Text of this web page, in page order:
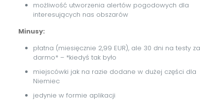
możliwość utworzenia alertów pogodowych dla
interesujących nas obszarów
Minusy:
płatna (miesięcznie 2,99 EUR), ale 30 dni na testy za
darmo* – *kiedyś tak było
miejscówki jak na razie dodane w dużej części dla
Niemiec
jedynie w formie aplikacji